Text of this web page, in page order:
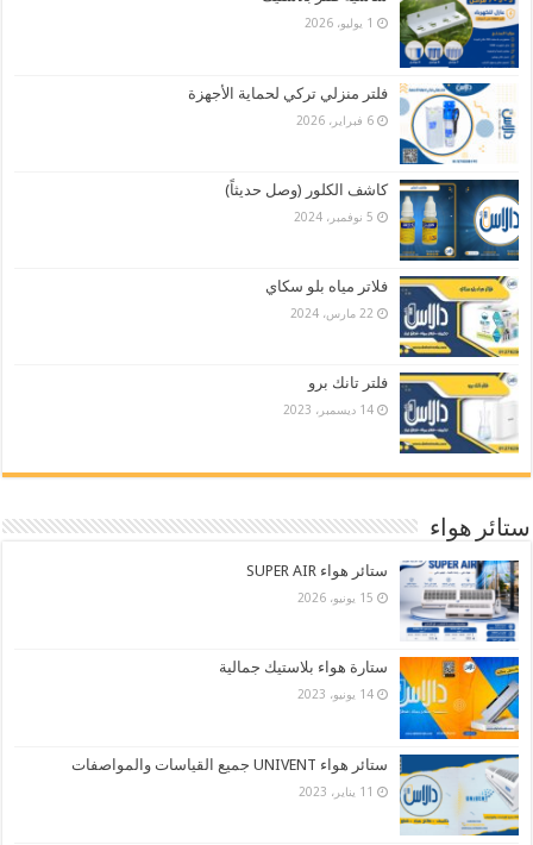
1 يوليو، 2026
فلتر منزلي تركي لحماية الأجهزة
6 فبراير، 2026
كاشف الكلور (وصل حديثاً)
5 نوفمبر، 2024
فلاتر مياه بلو سكاي
22 مارس، 2024
فلتر تانك برو
14 ديسمبر، 2023
ستائر هواء
ستائر هواء SUPER AIR
15 يونيو، 2026
ستارة هواء بلاستيك جمالية
14 يونيو، 2023
ستائر هواء UNIVENT جميع القياسات والمواصفات
11 يناير، 2023